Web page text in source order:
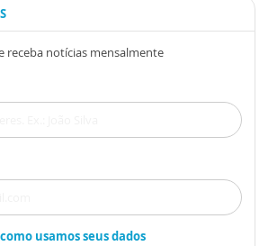
receba notícias mensalmente
usamos seus dados